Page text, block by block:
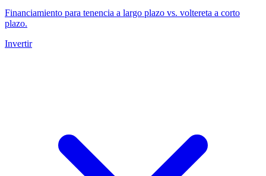
Financiamiento para tenencia a largo plazo vs. voltereta a corto
plazo.
Invertir